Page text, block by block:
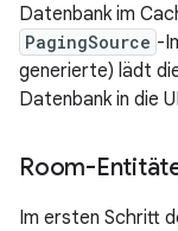
Datenbank im
PagingSource -
generierte) lädt
Datenbank in die
Room-
Im ersten Schritt